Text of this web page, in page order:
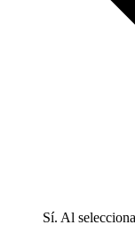
Sí. Al